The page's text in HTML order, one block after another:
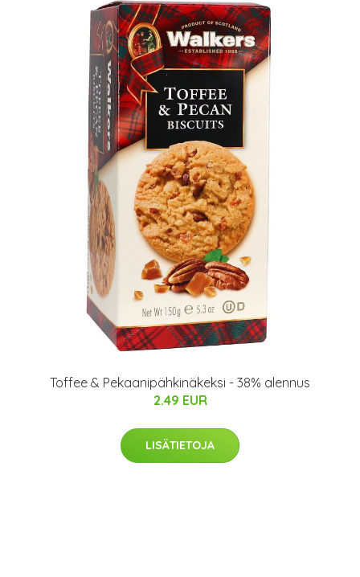
Toffee & Pekaanipähkinäkeksi - 38% alennus
2.49 EUR
LISÄTIETOJA